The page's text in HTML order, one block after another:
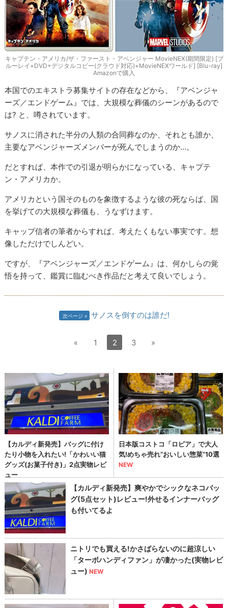
キャプテン・アメリカ/ザ・ファースト・アベンジャー MovieNEX(期間限定) [ブ
ルーレイ+DVD+デジタルコピー(クラウド対応)+MovieNEXワールド] [Blu-ray]
Amazonで購入
本国でのエキストラ募集サイトの存在などから、『アベンジャ
ーズ／エンドゲーム』では、大規模な葬儀のシーンがあるので
は? と、噂されています。
サノスに消された半分の人類の合同葬なのか、それとも誰か、
主要なアベンジャーズメンバーが死んでしまうのか…。
だとすれば、本作での引退が明らかになっている、キャプテ
ン・アメリカか。
アメリカという国そのものを象徴するような彼の死ならば、国
を挙げての大規模な葬儀も、うなずけます。
キャップ信者の筆者からすれば、考えたくもない事実です。想
像しただけでしんどい。
ですが、『アベンジャーズ／エンドゲーム』は、何かしらの覚
悟を持って、鑑賞に臨むべき作品だと考えて良いでしょう。
次ページ サノスを倒すのは誰だ!
« 1 2 3 »